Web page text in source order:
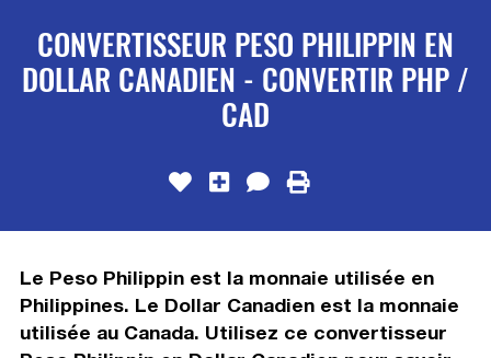
CONVERTISSEUR PESO PHILIPPIN EN
DOLLAR CANADIEN - CONVERTIR PHP /
CAD
Le Peso Philippin est la monnaie utilisée en
Philippines. Le Dollar Canadien est la monnaie
utilisée au Canada. Utilisez ce convertisseur